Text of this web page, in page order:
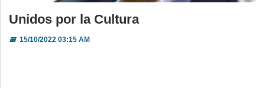
Unidos por la Cultura
📅15/10/2022 03:15 AM